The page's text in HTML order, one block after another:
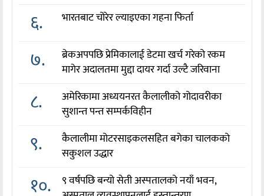
६. भारतबाट चोरेर ल्याइएका गहना फिर्ता
७.
ब्रेकअपपछि प्रेमिकालाई डेटमा खर्च गरेको रकम
मागेर अदालतमा मुद्दा दायर गर्दा उल्टै जरिवाना
८.
अमेरिकामा अध्ययनरत कैलालीको गोदावरीका
सुशान्त पन्त सम्पर्कविहीन
९.
कैलालीमा मोटरसाइकलसहित बगेका चालकको
सकुशल उद्धार
१०.
९ वर्षपछि बन्यो सेती अस्पतालको नयाँ भवन,